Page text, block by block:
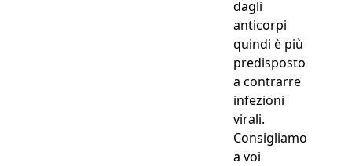
dagli
anticorpi
quindi è più
predisposto
a contrarre
infezioni
virali.
Consigliamo
a voi